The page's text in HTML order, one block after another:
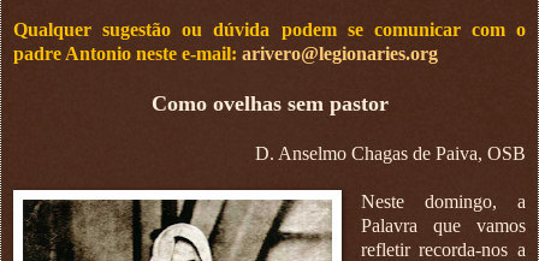
Qualquer sugestão ou dúvida podem se comunicar com o
padre Antonio neste e-mail: arivero@legionaries.org
Como ovelhas sem pastor
D. Anselmo Chagas de Paiva, OSB
Neste domingo, a
Palavra que vamos
refletir recorda-nos a